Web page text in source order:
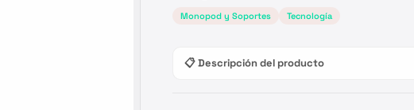
Monopod y Soportes Tecnología
📋 Descripción del producto